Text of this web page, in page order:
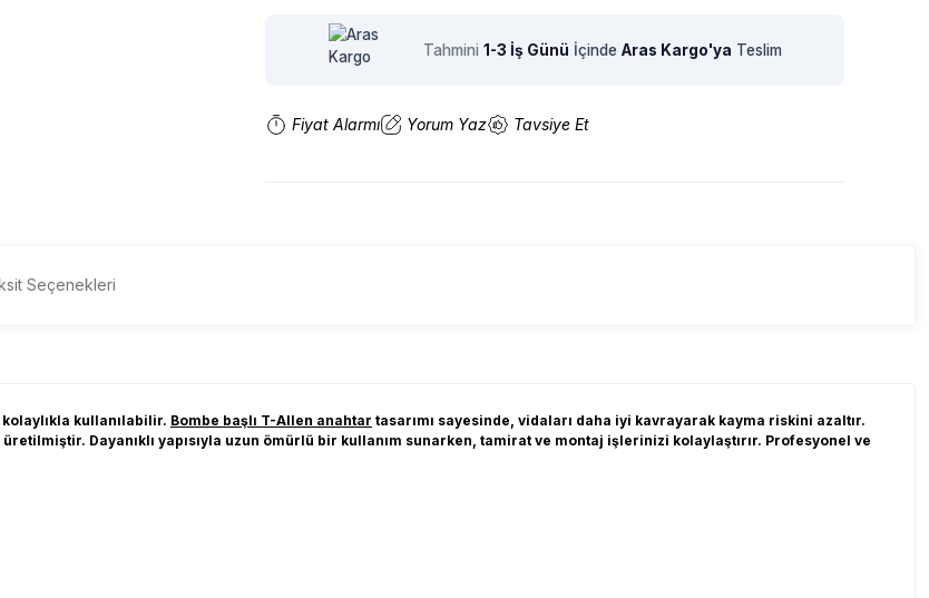
Tahmini 1-3 İş Günü İçinde Aras Kargo'ya Teslim
Fiyat Alarmı Yorum Yaz Tavsiye Et
Seçenekleri
kullanılabilir. Bombe başlı T-Allen anahtar tasarımı sayesinde, vidaları daha iyi kavrayarak kayma riskini azaltır.
Dayanıklı yapısıyla uzun ömürlü bir kullanım sunarken, tamirat ve montaj işlerinizi kolaylaştırır. Profesyonel ve